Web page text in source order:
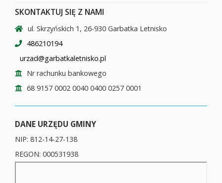
SKONTAKTUJ SIĘ Z NAMI
ul. Skrzyńskich 1, 26-930 Garbatka Letnisko
486210194
urzad@garbatkaletnisko.pl
Nr rachunku bankowego
68 9157 0002 0040 0400 0257 0001
DANE URZĘDU GMINY
NIP: 812-14-27-138
REGON: 000531938